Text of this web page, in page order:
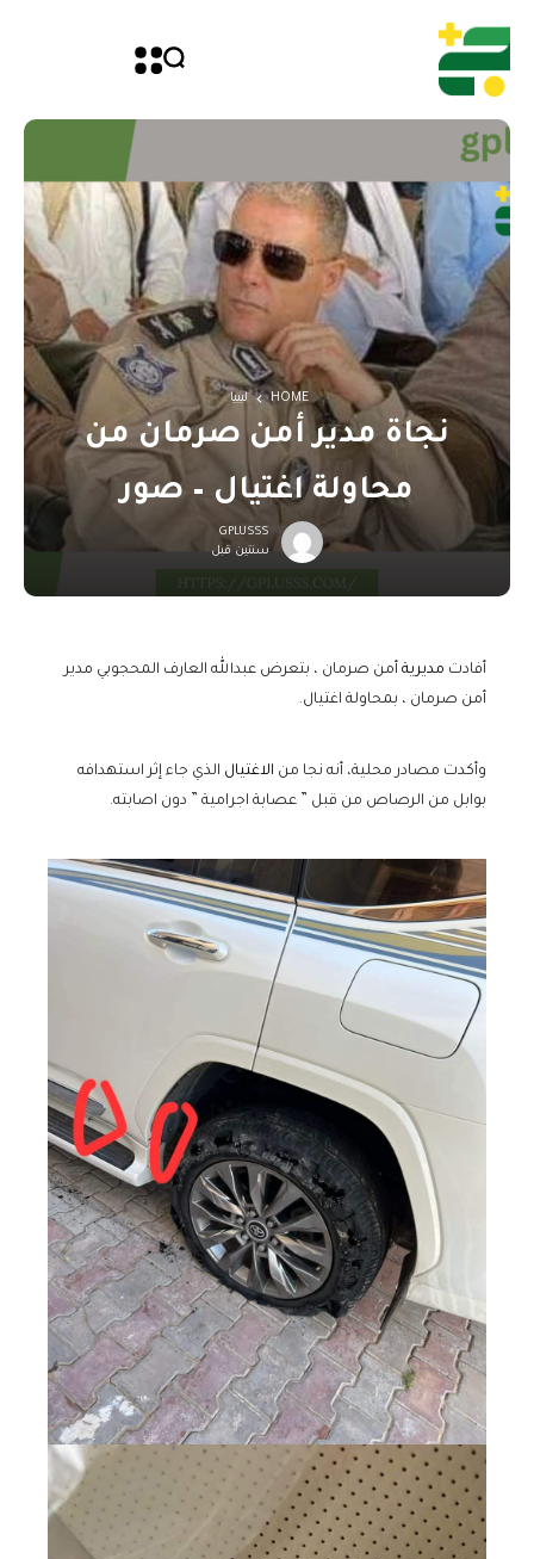
HOME ليبيا
نجاة مدير أمن صرمان من
محاولة اغتيال – صور
GPLUSSS
سنتين قبل
أفادت مديرية أمن صرمان ، بتعرض عبدالله العارف المحجوبي مدير
أمن صرمان ، بمحاولة اغتيال.
وأكدت مصادر محلية، أنه نجا من الاغتيال الذي جاء إثر استهدافه
بوابل من الرصاص من قبل ” عصابة اجرامية ” دون اصابته.